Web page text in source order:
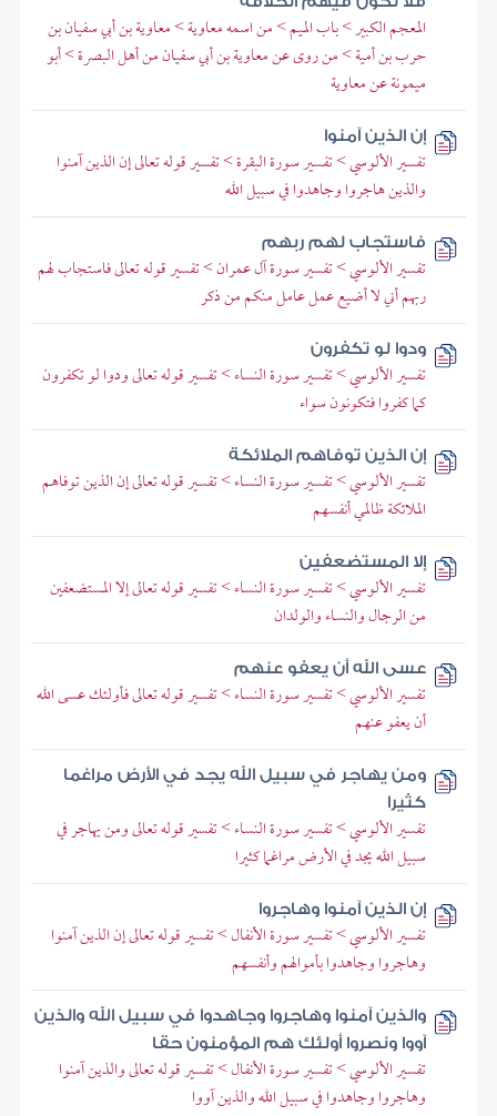
المعجم الكبير > باب الميم > من اسمه معاوية > معاوية بن أبي سفيان بن
حرب بن أمية > من روى عن معاوية بن أبي سفيان من أهل البصرة > أبو
ميمونة عن معاوية
إن الذين آمنوا
تفسير الألوسي > تفسير سورة البقرة > تفسير قوله تعالى إن الذين آمنوا
والذين هاجروا وجاهدوا في سبيل الله
فاستجاب لهم ربهم
تفسير الألوسي > تفسير سورة آل عمران > تفسير قوله تعالى فاستجاب لهم
ربهم أني لا أضيع عمل عامل منكم من ذكر
ودوا لو تكفرون
تفسير الألوسي > تفسير سورة النساء > تفسير قوله تعالى ودوا لو تكفرون
كما كفروا فتكونون سواء
إن الذين توفاهم الملائكة
تفسير الألوسي > تفسير سورة النساء > تفسير قوله تعالى إن الذين توفاهم
الملائكة ظالمي أنفسهم
إلا المستضعفين
تفسير الألوسي > تفسير سورة النساء > تفسير قوله تعالى إلا المستضعفين
من الرجال والنساء والولدان
عسى الله أن يعفو عنهم
تفسير الألوسي > تفسير سورة النساء > تفسير قوله تعالى فأولئك عسى الله
أن يعفو عنهم
ومن يهاجر في سبيل الله يجد في الأرض مراغما
كثيرا
تفسير الألوسي > تفسير سورة النساء > تفسير قوله تعالى ومن يهاجر في
سبيل الله يجد في الأرض مراغما كثيرا
إن الذين آمنوا وهاجروا
تفسير الألوسي > تفسير سورة الأنفال > تفسير قوله تعالى إن الذين آمنوا
وهاجروا وجاهدوا بأموالهم وأنفسهم
والذين آمنوا وهاجروا وجاهدوا في سبيل الله والذين
آووا ونصروا أولئك هم المؤمنون حقا
تفسير الألوسي > تفسير سورة الأنفال > تفسير قوله تعالى والذين آمنوا
وهاجروا وجاهدوا في سبيل الله والذين آووا